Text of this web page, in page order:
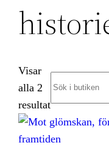
Visar
alla 2
resultatSortera
efter
senaste